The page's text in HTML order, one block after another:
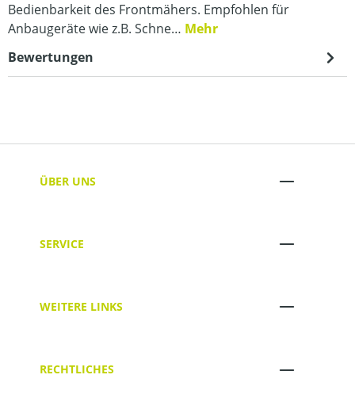
Bedienbarkeit des Frontmähers. Empfohlen für
Anbaugeräte wie z.B. Schne… Mehr
Bewertungen
ÜBER UNS
SERVICE
WEITERE LINKS
RECHTLICHES